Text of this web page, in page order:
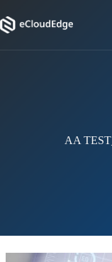
ン
テ
AA TEST_